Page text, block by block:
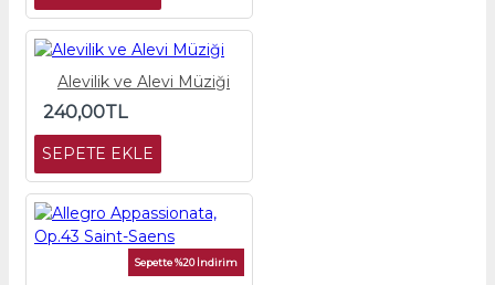
Alevilik ve Alevi Müziği
240,00TL
SEPETE EKLE
Sepette %20 İndirim